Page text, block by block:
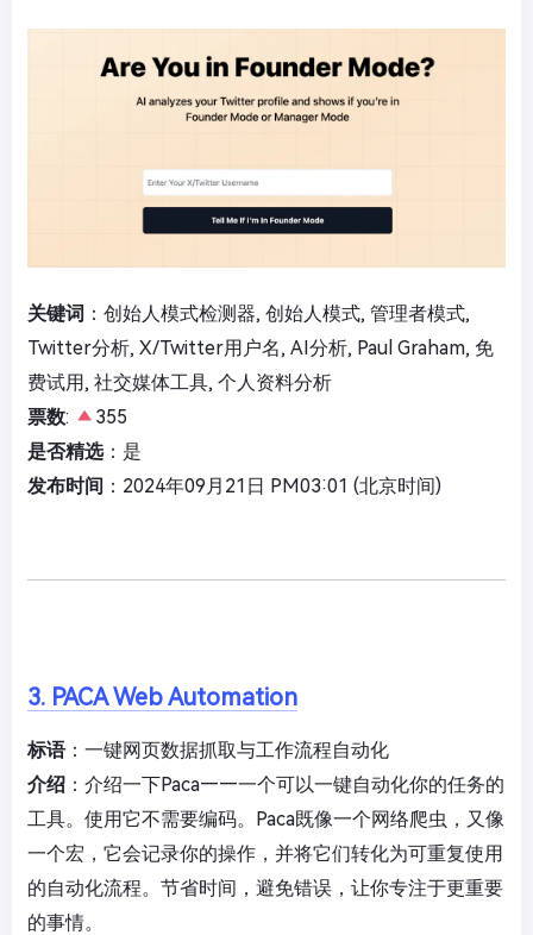
关键词 ：创始人模式检测器, 创始人模式, 管理者模式,
Twitter分析, X/Twitter用户名, AI分析, Paul Graham, 免
费试用, 社交媒体工具, 个人资料分析
票数:
355
是否精选：是
发布时间 ：2024年09月21日 PM03:01 (北京时间)
3. PACA Web Automation
标语：一键网页数据抓取与工作流程自动化
介绍 ：介绍一下Paca——一个可以一键自动化你的任务的
工具。使用它不需要编码。Paca既像一个网络爬虫，又像
一个宏，它会记录你的操作，并将它们转化为可重复使用
的自动化流程。节省时间，避免错误，让你专注于更重要
的事情。